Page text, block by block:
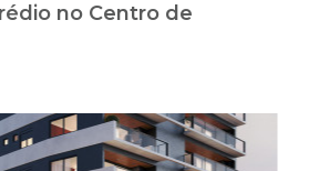
no Centro de